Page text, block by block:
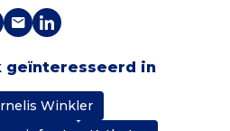
geïnteresseerd in
Winkler